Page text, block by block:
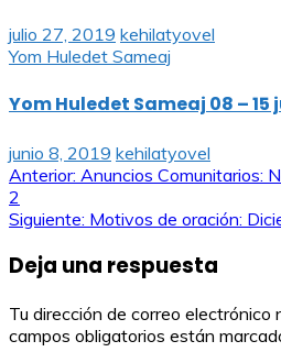
julio 27, 2019 kehilatyovel
Yom Huledet Sameaj
Yom Huledet Sameaj 08 – 15
junio 8, 2019 kehilatyovel
Navegación
de
entradas
Anterior: Anuncios Comunitarios:
2
Siguiente: Motivos de oración:
Deja una respuesta
Tu dirección de correo electrónico
campos obligatorios están